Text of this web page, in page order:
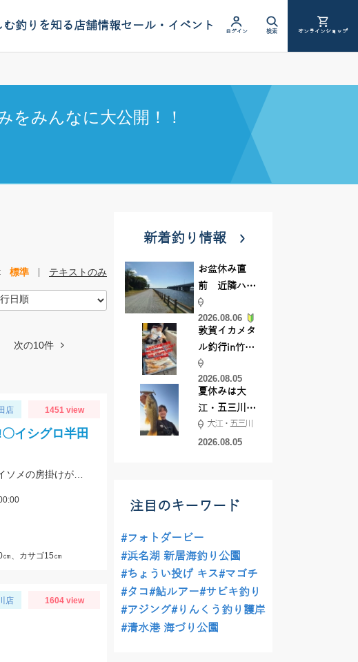
む釣りを知る店舗情報セール・イベント ログイン 検索 オンラインショップ
をみんなに大公開！！
標準 テキストのみ
次の10件
店 1451 view
イシグロ半田
㎝、カサゴ15㎝
店 1604 view
新着釣り情報
お盆休み直
前 近隣ハゼ
釣り場調査し
てきました
2026.08.06
敦賀イカメタ
ル釣行in竹宝
丸様 釣り方で
釣果が激変！
竿頭を取った
パターンと
は？
2026.08.05
夏休みは大
江・五三川で
バスフィッシ
ング♪
大江・五三川
2026.08.05
注目のキーワード
#フォトダービー
#浜名湖 新居海釣り公園
#ちょうい投げ キス#マゴチ
#タコ#鮎ルアー#サビキ釣り
#アジング#りんくう釣り護岸
#清水港 海づり公園